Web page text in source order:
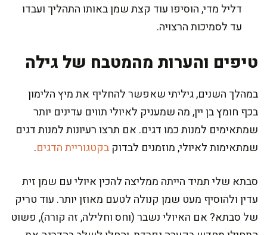
דליל מדי, הוסיפו עוד קצת שמן באותו התהליך ועבדו
עד לסמיכות הרצויה.
טיפים והערות מהמטבח של גילה
במהלך השנים, גיליתי שאפשר להחליף את מיץ הלימון
בכף חומץ בן יין, מה שמעניק לאיולי תווים עדינים יותר
שמתאימים למנות כמו דגים. אם תרצו רעיונות למנות דגים
שמתאימות לאיולי, מוזמנים לבדוקבקטגוריית הדגים.
סבתא שלי תמיד הייתה ממליצה להכין איולי עם שמן זית
עדין ולהוסיף מעט שמן קנולה לטעם מאוזן יותר. עוד טריק
של סבתא? אם האיולי נשבר (וחס וחלילה, זה קורה), פשוט